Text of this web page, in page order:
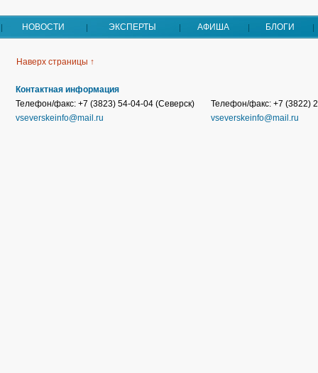
НОВОСТИ ЭКСПЕРТЫ АФИША БЛОГИ
Наверх страницы ↑
Контактная информация
Телефон/факс: +7 (3823) 54-04-04 (Северск)
vseverskeinfo@mail.ru
Телефон/факс: +7 (3822)
vseverskeinfo@mail.ru